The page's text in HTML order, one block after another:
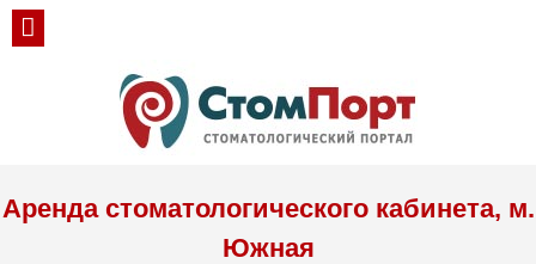
Аренда стоматологического кабинета, м.
Южная